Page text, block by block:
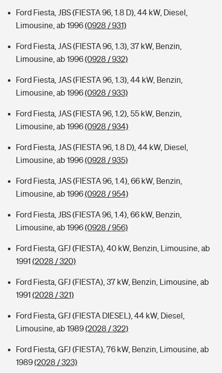
Ford Fiesta, JBS (FIESTA 96, 1.8 D), 44 kW, Diesel,
Limousine, ab 1996(0928 / 931)
Ford Fiesta, JAS (FIESTA 96, 1.3), 37 kW, Benzin,
Limousine, ab 1996(0928 / 932)
Ford Fiesta, JAS (FIESTA 96, 1.3), 44 kW, Benzin,
Limousine, ab 1996(0928 / 933)
Ford Fiesta, JAS (FIESTA 96, 1.2), 55 kW, Benzin,
Limousine, ab 1996(0928 / 934)
Ford Fiesta, JAS (FIESTA 96, 1.8 D), 44 kW, Diesel,
Limousine, ab 1996(0928 / 935)
Ford Fiesta, JAS (FIESTA 96, 1.4), 66 kW, Benzin,
Limousine, ab 1996(0928 / 954)
Ford Fiesta, JBS (FIESTA 96, 1.4), 66 kW, Benzin,
Limousine, ab 1996(0928 / 956)
Ford Fiesta, GFJ (FIESTA), 40 kW, Benzin, Limousine, ab
1991 (2028 / 320)
Ford Fiesta, GFJ (FIESTA), 37 kW, Benzin, Limousine, ab
1991 (2028 / 321)
Ford Fiesta, GFJ (FIESTA DIESEL), 44 kW, Diesel,
Limousine, ab 1989(2028 / 322)
Ford Fiesta, GFJ (FIESTA), 76 kW, Benzin, Limousine, ab
1989(2028 / 323)